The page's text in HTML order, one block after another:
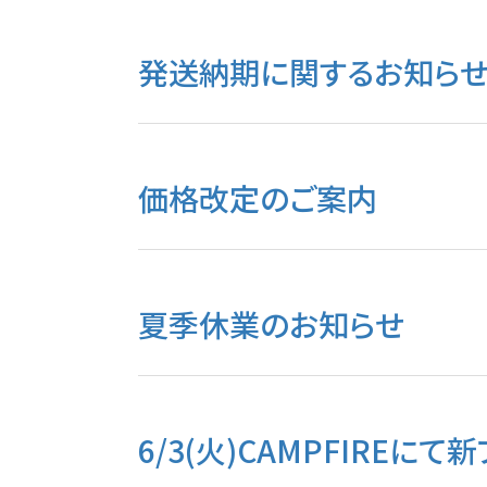
発送納期に関するお知らせ
価格改定のご案内
夏季休業のお知らせ
6/3(火)CAMPFIREにて新